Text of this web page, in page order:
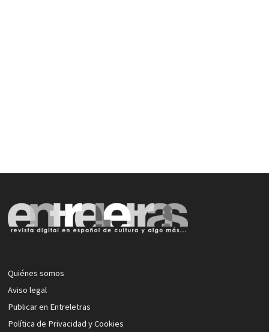
Quiénes somos
Aviso legal
Publicar en Entreletras
Política de Privacidad y Cookies